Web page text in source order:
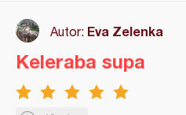
Autor: Eva Zelenka
Keleraba supa